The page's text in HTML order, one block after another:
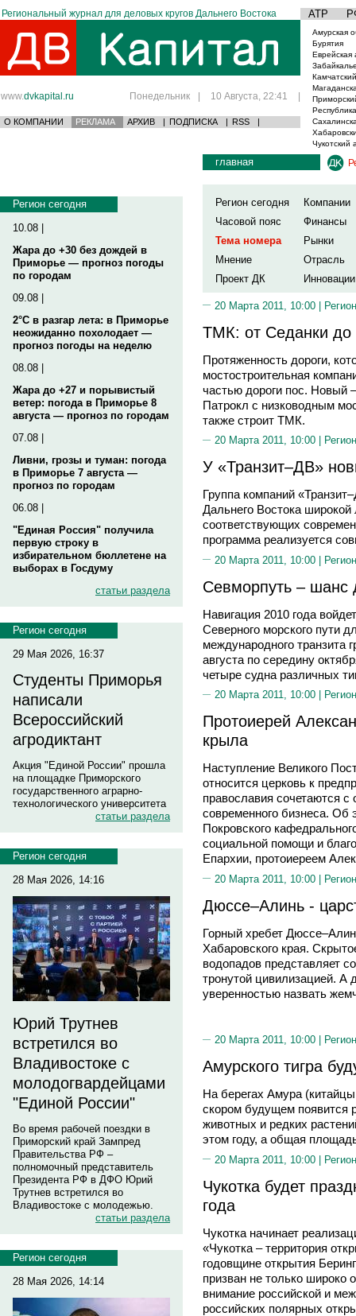
Региональный журнал для деловых кругов Дальнего Востока АТР
www.dvkapital.ru Понедельник | 10 Августа, 22:41 |
О КОМПАНИИ РЕКЛАМА АРХИВ | ПОДПИСКА | RSS |
Амурская
Бурятия
Еврейская
Чукотский
Регион сегодня
10.08 |
Жара до +30 без дождей в
Приморье — прогноз погоды
по городам
09.08 |
2°C в разгар лета: в Приморье
неожиданно похолодает —
прогноз погоды на неделю
08.08 |
Жара до +27 и порывистый
ветер: погода в Приморье 8
августа — прогноз по городам
07.08 |
Ливни, грозы и туман: погода
в Приморье 7 августа —
прогноз по городам
06.08 |
"Единая Россия" получила
первую строку в
избирательном бюллетене на
выборах в Госдуму
статьи раздела
Регион сегодня
29 Мая 2026, 16:37
Студенты Приморья
написали
Всероссийский
агродиктант
Акция "Единой России" прошла
на площадке Приморского
государственного аграрно-
технологического университета
статьи раздела
Регион сегодня
28 Мая 2026, 14:16
Юрий Трутнев
встретился во
Владивостоке с
молодогвардейцами
"Единой России"
Во время рабочей поездки в
Приморский край Зампред
Правительства РФ –
полномочный представитель
Президента РФ в ДФО Юрий
Трутнев встретился во
Владивостоке с молодежью.
статьи раздела
Регион сегодня
28 Мая 2026, 14:14
главная
Регион сегодня
Компании
Часовой пояс
Финансы
Тема номера
Рынки
Мнение
Отрасль
Проект ДК
Инновации
20 Марта 2011, 10:00 |
ТМК: от Седанки до
Протяженность дороги,
мостостроительная
частью дороги пос. Новый
Патрокл с низководным
также строит ТМК.
20 Марта 2011, 10:00 |
У «Транзит–ДВ»
Группа компаний
Дальнего Востока
соответствующих
программа реализуется
20 Марта 2011, 10:00 |
Севморпуть – шанс
Навигация 2010 года
Северного морского пути
международного транзита
августа по середину
четыре судна различных
20 Марта 2011, 10:00 |
Протоиерей
крыла
Наступление Великого
относится церковь к
православия сочетаются с
современного бизнеса.
Покровского
социальной помощи и
Епархии, протоиереем
20 Марта 2011, 10:00 |
Дюссе–Алинь -
Горный хребет
Хабаровского края.
водопадов представляет
тронутой цивилизацией. А
уверенностью назвать
20 Марта 2011, 10:00 |
Амурского тигра
На берегах Амура
скором будущем появится
животных и редких
этом году, а общая
20 Марта 2011, 10:00 |
Чукотка будет
года
Чукотка начинает
«Чукотка – территория
годовщине открытия
призван не только широко
внимание российской и
российских полярных